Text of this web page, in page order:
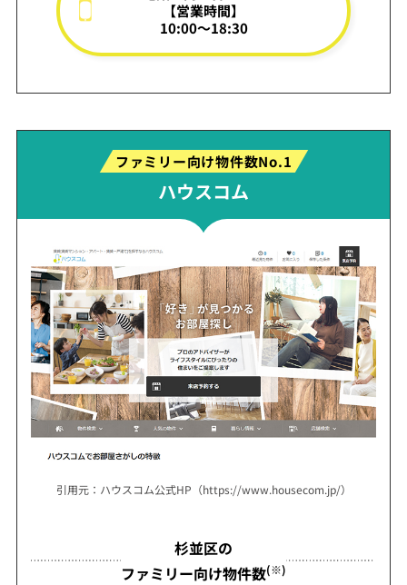
【営業時間】
10:00～18:30
ファミリー向け物件数No.1
ハウスコム
引用元：ハウスコム公式HP（https://www.housecom.jp/）
杉並区の
ファミリー向け物件数(※)